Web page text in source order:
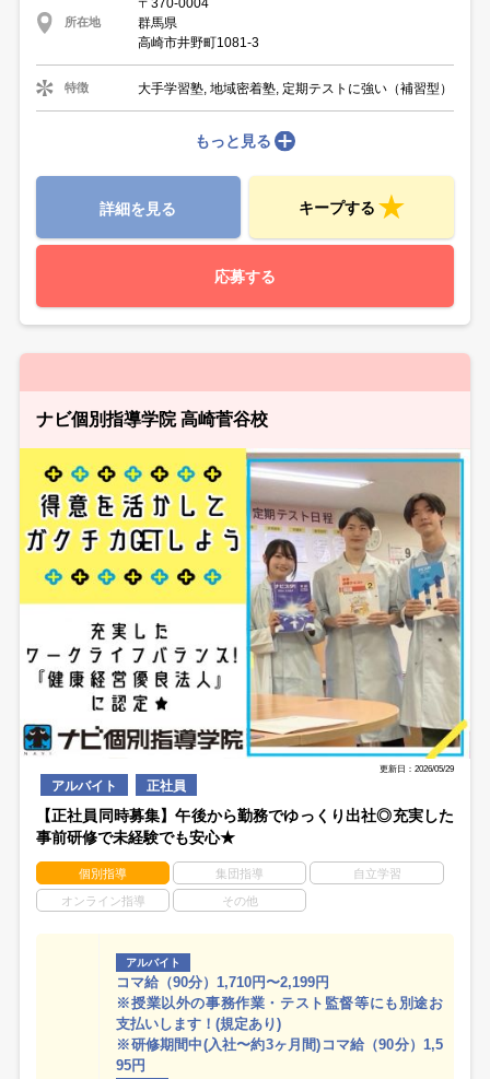
所在地
〒370-0004
群馬県
高崎市井野町1081-3
特徴 大手学習塾, 地域密着塾, 定期テストに強い（補習型）
もっと見る
詳細を見る キープする
応募する
ナビ個別指導学院 高崎菅谷校
更新日：2026/05/29
アルバイト 正社員
【正社員同時募集】午後から勤務でゆっくり出社◎充実した
事前研修で未経験でも安心★
個別指導 集団指導 自立学習
オンライン指導 その他
アルバイト
コマ給（90分）1,710円〜2,199円
※授業以外の事務作業・テスト監督等にも別途お
支払いします！(規定あり)
※研修期間中(入社〜約3ヶ月間)コマ給（90分）1,5
95円